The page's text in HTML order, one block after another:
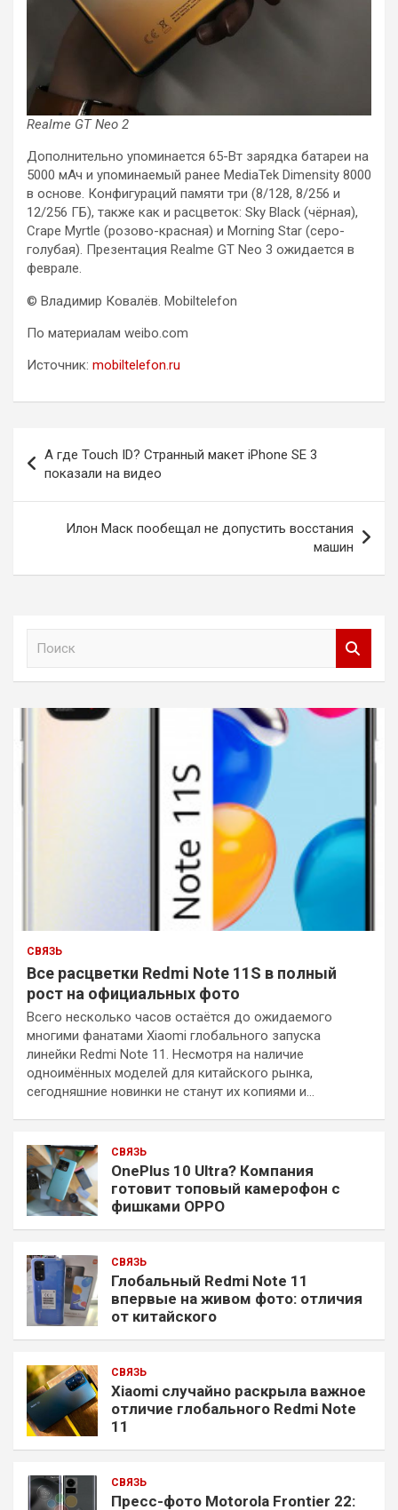
Realme GT Neo 2
Дополнительно упоминается 65-Вт зарядка батареи на
5000 мАч и упоминаемый ранее MediaTek Dimensity 8000
в основе. Конфигураций памяти три (8/128, 8/256 и
12/256 ГБ), также как и расцветок: Sky Black (чёрная),
Crape Myrtle (розово-красная) и Morning Star (серо-
голубая). Презентация Realme GT Neo 3 ожидается в
феврале.
© Владимир Ковалёв. Mobiltelefon
По материалам weibo.com
Источник: mobiltelefon.ru
по
записям
А где Touch ID? Странный макет iPhone SE 3
показали на видео
Илон Маск пообещал не допустить восстания
машин
к
СВЯЗЬ
Все расцветки Redmi Note 11S в полный
рост на официальных фото
Всего несколько часов остаётся до ожидаемого
многими фанатами Xiaomi глобального запуска
линейки Redmi Note 11. Несмотря на наличие
одноимённых моделей для китайского рынка,
сегодняшние новинки не станут их копиями и…
СВЯЗЬ
OnePlus 10 Ultra? Компания
готовит топовый камерофон с
фишками OPPO
СВЯЗЬ
Глобальный Redmi Note 11
впервые на живом фото: отличия
от китайского
СВЯЗЬ
Xiaomi случайно раскрыла важное
отличие глобального Redmi Note
11
СВЯЗЬ
Пресс-фото Motorola Frontier 22: